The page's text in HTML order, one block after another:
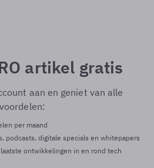
artikel gratis
aan en geniet van alle
voordelen:
per maand
podcasts, digitale specials en whitepapers
ontwikkelingen in en rond tech